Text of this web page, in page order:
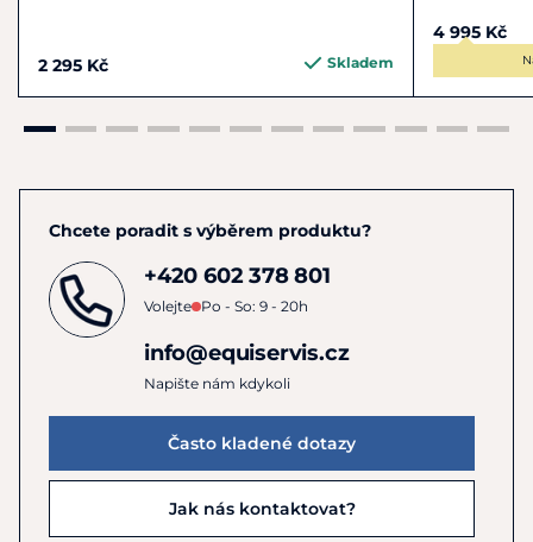
2 295 Kč Skladem
4 995 Kč
Chcete poradit s výběrem produktu?
+420 602 378 801
Volejte Po - So: 9 - 20h
info@equiservis.cz
Napište nám kdykoli
Často kladené dotazy
Jak nás kontaktovat?